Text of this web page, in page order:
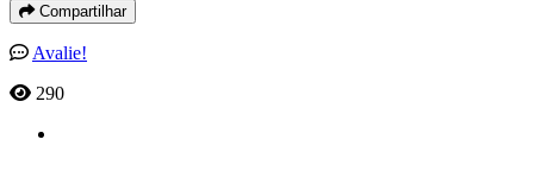
Compartilhar
Avalie!
290